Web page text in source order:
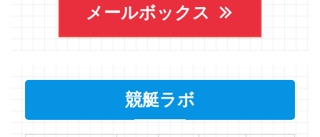
メールボックス
競艇ラボ